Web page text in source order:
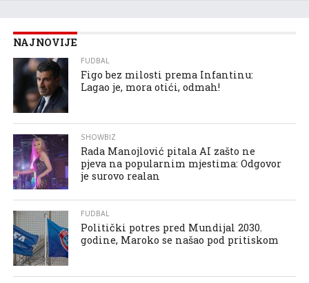
NAJNOVIJE
FUDBAL
Figo bez milosti prema Infantinu:
Lagao je, mora otići, odmah!
SHOWBIZ
Rada Manojlović pitala AI zašto ne
pjeva na popularnim mjestima: Odgovor
je surovo realan
FUDBAL
Politički potres pred Mundijal 2030.
godine, Maroko se našao pod pritiskom